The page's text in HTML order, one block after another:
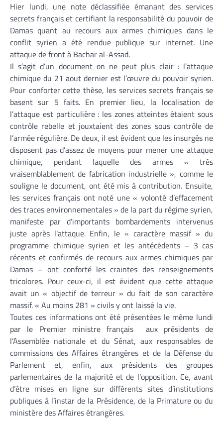
Hier lundi, une note déclassifiée émanant des services
secrets français et certifiant la responsabilité du pouvoir de
Damas quant au recours aux armes chimiques dans le
conflit syrien a été rendue publique sur internet. Une
attaque de front à Bachar al-Assad.
Il s’agit d’un document on ne peut plus clair : l’attaque
chimique du 21 aout dernier est l’œuvre du pouvoir syrien.
Pour conforter cette thèse, les services secrets français se
basent sur 5 faits. En premier lieu, la localisation de
l’attaque est particulière : les zones atteintes étaient sous
contrôle rebelle et jouxtaient des zones sous contrôle de
l’armée régulière. De deux, il est évident que les insurgés ne
disposent pas d’assez de moyens pour mener une attaque
chimique, pendant laquelle des armes « très
vraisemblablement de fabrication industrielle », comme le
souligne le document, ont été mis à contribution. Ensuite,
les services français ont noté une « volonté d’effacement
des traces environnementales » de la part du régime syrien,
manifeste par d’importants bombardements intervenus
juste après l’attaque. Enfin, le « caractère massif » du
programme chimique syrien et les antécédents – 3 cas
récents et confirmés de recours aux armes chimiques par
Damas – ont conforté les craintes des renseignements
tricolores. Pour ceux-ci, il est évident que cette attaque
avait un « objectif de terreur » du fait de son caractère
massif. « Au moins 281 » civils y ont laissé la vie.
Toutes ces informations ont été présentées le même lundi
par le Premier ministre français aux présidents de
l’Assemblée nationale et du Sénat, aux responsables de
commissions des Affaires étrangères et de la Défense du
Parlement et, enfin, aux présidents des groupes
parlementaires de la majorité et de l’opposition. Ce, avant
d’être mises en ligne sur différents sites d’institutions
publiques à l’instar de la Présidence, de la Primature ou du
ministère des Affaires étrangères.